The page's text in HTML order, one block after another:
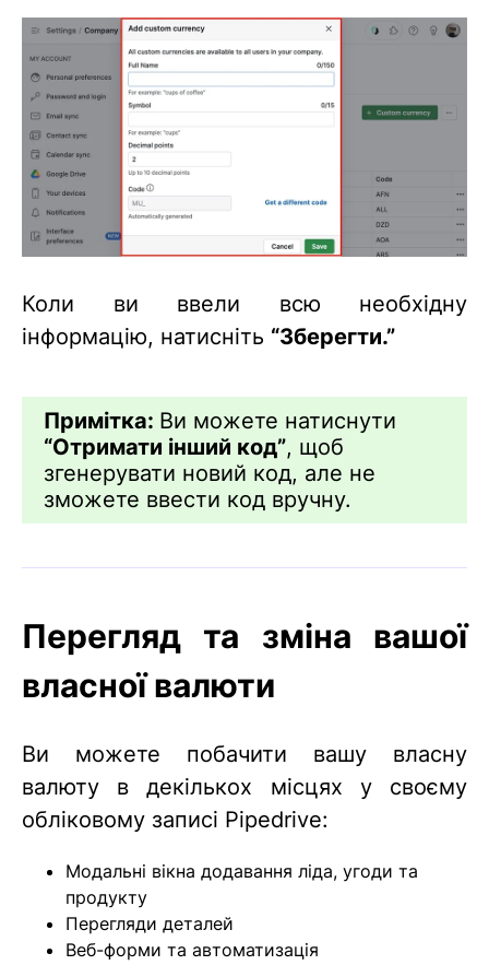
Коли ви ввели всю необхідну
інформацію, натисніть “Зберегти.”
Примітка: Ви можете натиснути
“Отримати інший код”, щоб
згенерувати новий код, але не
зможете ввести код вручну.
Перегляд та зміна вашої
власної валюти
Ви можете побачити вашу власну
валюту в декількох місцях у своєму
обліковому записі Pipedrive:
Модальні вікна додавання ліда, угоди та
продукту
Перегляди деталей
Веб-форми та автоматизація